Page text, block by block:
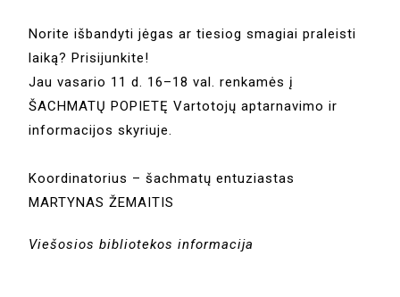
Norite išbandyti jėgas ar tiesiog smagiai praleisti
laiką? Prisijunkite!
Jau vasario 11 d. 16–18 val. renkamės į
ŠACHMATŲ POPIETĘ Vartotojų aptarnavimo ir
informacijos skyriuje.
Koordinatorius – šachmatų entuziastas
MARTYNAS ŽEMAITIS
Viešosios bibliotekos informacija